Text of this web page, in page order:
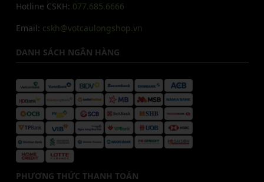
Hotline CSKH: 077.685.6666
Email: cskh@votcaulongshop.vn
DANH SÁCH NGÂN HÀNG
PHƯƠNG THỨC THANH TOÁN